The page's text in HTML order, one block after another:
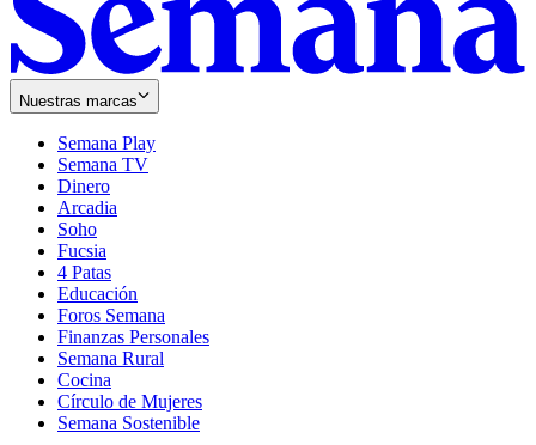
Nuestras marcas
Semana Play
Semana TV
Dinero
Arcadia
Soho
in
new
window
Fucsia
in
new
window
4 Patas
Educación
Foros Semana
Finanzas Personales
Semana Rural
Cocina
Círculo de Mujeres
Semana Sostenible